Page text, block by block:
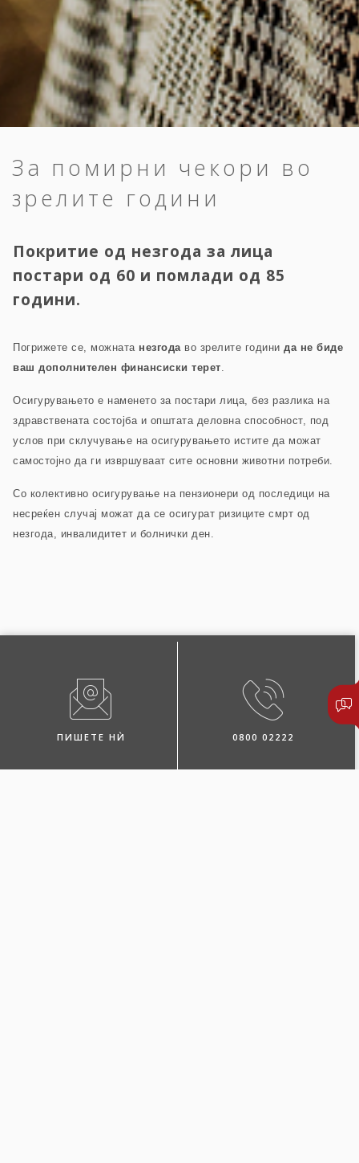
За помирни чекори во
зрелите години
Покритие од незгода за лица
постари од 60 и помлади од 85
години.
Погрижете се, можната незгода во зрелите години да не биде
ваш дополнителен финансиски терет
Осигурувањето е наменето за постари лица, без разлика на
здравствената состојба и општата деловна способност, под
услов при склучување на осигурувањето истите да можат
самостојно да ги извршуваат сите основни животни потреби.
Со колективно осигурување на пензионери од последици на
несреќен случај можат да се осигурат ризиците смрт од
незгода, инвалидитет и болнички ден.
ПИШЕТЕ НЍ 0800 02222